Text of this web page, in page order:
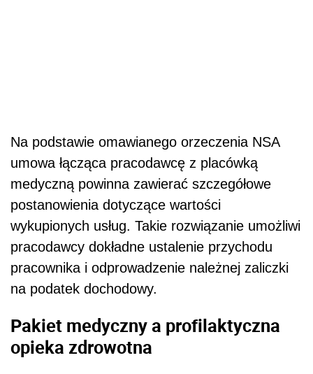
Na podstawie omawianego orzeczenia NSA
umowa łącząca pracodawcę z placówką
medyczną powinna zawierać szczegółowe
postanowienia dotyczące wartości
wykupionych usług. Takie rozwiązanie umożliwi
pracodawcy dokładne ustalenie przychodu
pracownika i odprowadzenie należnej zaliczki
na podatek dochodowy.
Pakiet medyczny a profilaktyczna
opieka zdrowotna